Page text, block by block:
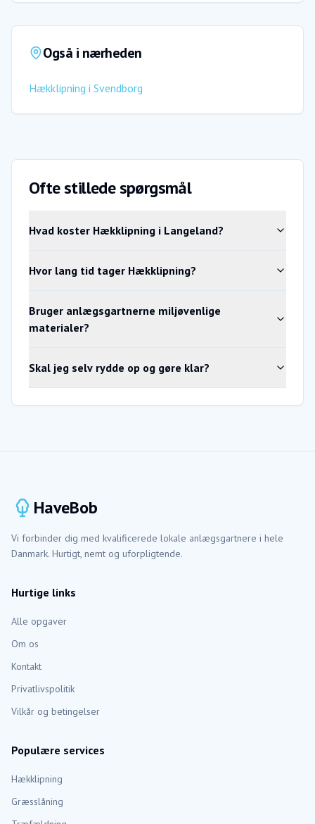
Også i nærheden
Hækklipning i Svendborg
Ofte stillede spørgsmål
Hvad koster Hækklipning i Langeland?
Hvor lang tid tager Hækklipning?
Bruger anlægsgartnerne miljøvenlige
materialer?
Skal jeg selv rydde op og gøre klar?
HaveBob
Vi forbinder dig med kvalificerede lokale anlægsgartnere i hele
Danmark. Hurtigt, nemt og uforpligtende.
Hurtige links
Alle opgaver
Om os
Kontakt
Privatlivspolitik
Vilkår og betingelser
Populære services
Hækklipning
Græsslåning